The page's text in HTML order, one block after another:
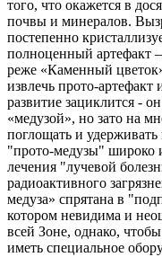
того, что окажется в
почвы и минералов.
постепенно
полноценный артефакт
реже «Каменный
извлечь прото-
развитие зациклится -
«медузой», но зато на
поглощать и
"прото-медузы" широко
лечения "лучевой
радиоактивного
медуза» спрятана в
котором невидима и
всей Зоне, однако,
иметь специальное